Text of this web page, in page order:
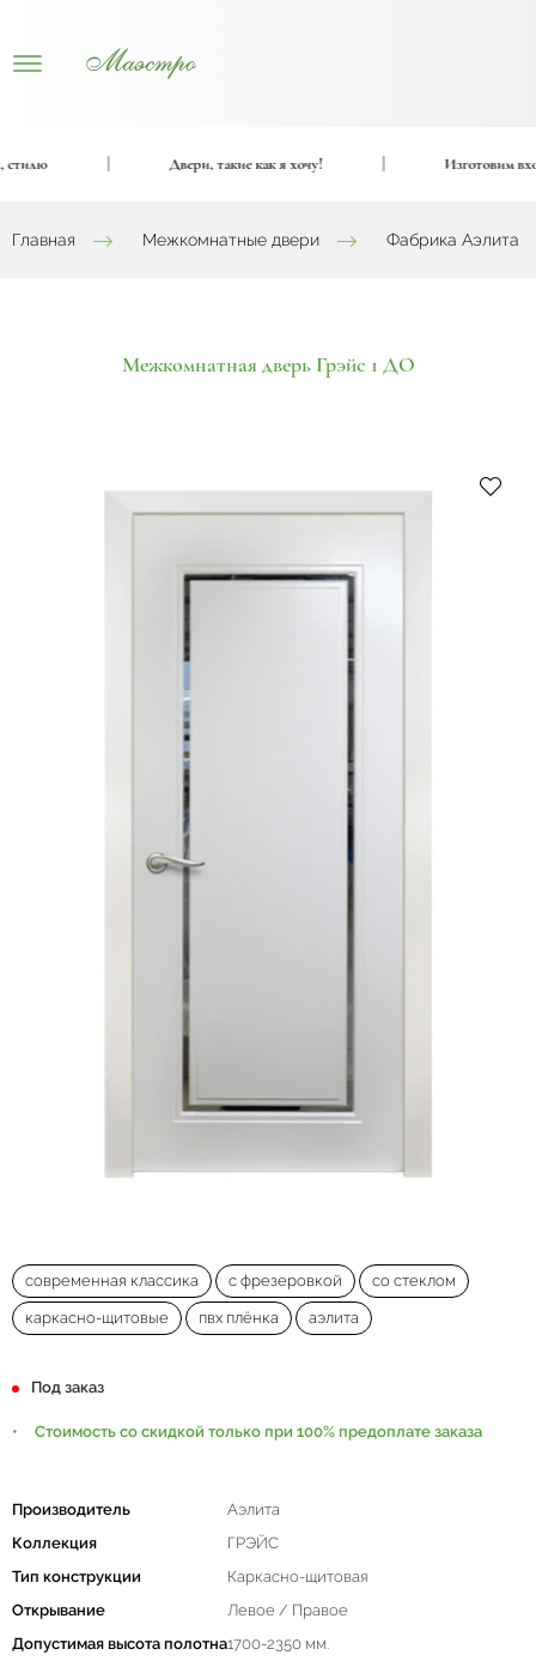
Двери, такие как я хочу! Изготовим
Главная Межкомнатные двери Фабрика Аэлита
Межкомнатная дверь Грэйс 1 ДО
современная классика с фрезеровкой со стеклом
каркасно-щитовые пвх плёнка аэлита
Под заказ
Стоимость со скидкой только при 100% предоплате заказа
Производитель
Аэлита
Коллекция
ГРЭЙС
Тип конструкции
Каркасно-щитовая
Открывание
Левое / Правое
Допустимая высота полотна1700-2350 мм.